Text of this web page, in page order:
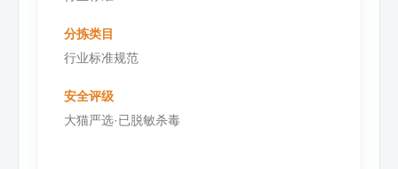
分拣类目
行业标准规范
安全评级
大猫严选·已脱敏杀毒